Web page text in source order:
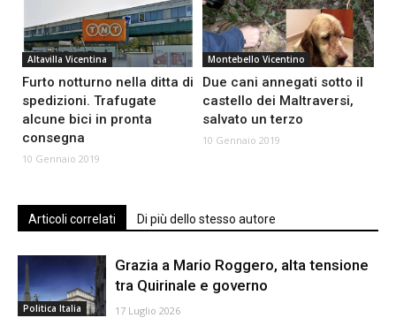
Altavilla Vicentina
Furto notturno nella ditta di
spedizioni. Trafugate
alcune bici in pronta
consegna
10 Gennaio 2019
Montebello Vicentino
Due cani annegati sotto il
castello dei Maltraversi,
salvato un terzo
10 Gennaio 2019
Articoli correlati Di più dello stesso autore
Politica Italia
Grazia a Mario Roggero, alta tensione
tra Quirinale e governo
17 Luglio 2026